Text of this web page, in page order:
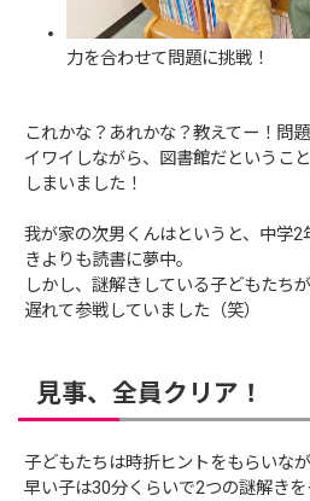
力を合わせて問題に挑戦！
これかな？あれかな？教えてー！問
イワイしながら、図書館だというこ
しまいました！
我が家の次男くんはというと、中学
きよりも読書に夢中。
しかし、謎解きしている子どもたち
遅れて参戦していました（笑）
見事、全員クリア！
子どもたちは時折ヒントをもらいな
早い子は30分くらいで2つの謎解き